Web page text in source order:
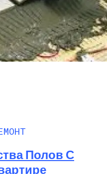
Полов С